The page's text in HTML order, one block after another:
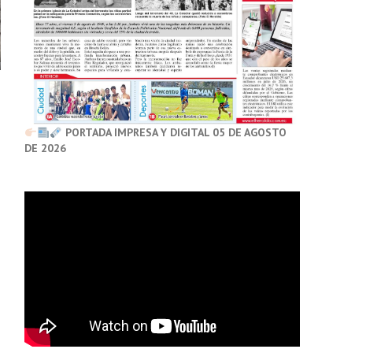
PORTADA IMPRESA Y DIGITAL 05 DE AGOSTO
DE 2026